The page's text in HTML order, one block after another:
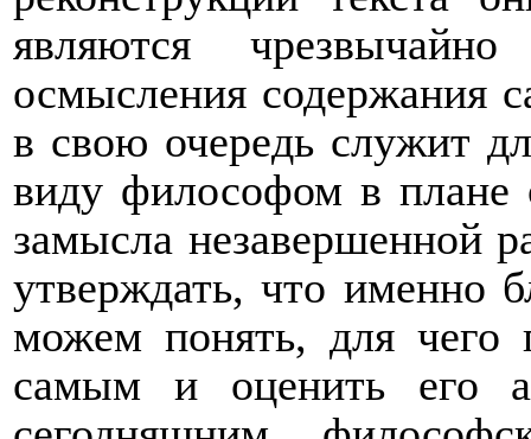
являются
осмысления содержания
в свою очередь служит
виду философом в плане
замысла незавершенной
утверждать, что именно
можем понять, для чего
самым и оценить его